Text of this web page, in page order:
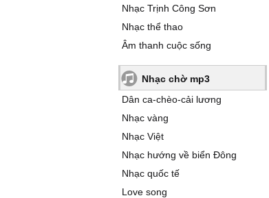
Nhạc Trịnh Công Sơn
Nhạc thể thao
Âm thanh cuộc sống
Nhạc chờ mp3
Dân ca-chèo-cải lương
Nhạc vàng
Nhạc Việt
Nhạc hướng về biển Đông
Nhạc quốc tế
Love song